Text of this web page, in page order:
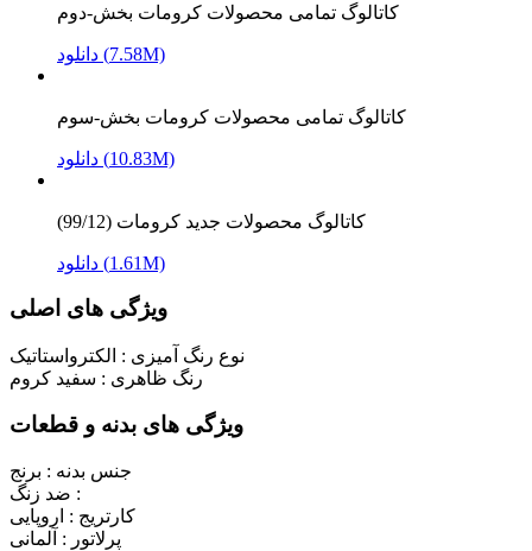
کاتالوگ تمامی محصولات کرومات بخش-دوم
دانلود (7.58M)
کاتالوگ تمامی محصولات کرومات بخش-سوم
دانلود (10.83M)
کاتالوگ محصولات جدید کرومات (99/12)
دانلود (1.61M)
ویژگی های اصلی
نوع رنگ آمیزی : الکترواستاتیک
رنگ ظاهری : سفید کروم
ویژگی های بدنه و قطعات
جنس بدنه : برنج
ضد زنگ :
کارتریج : اروپایی
پرلاتور : آلمانی